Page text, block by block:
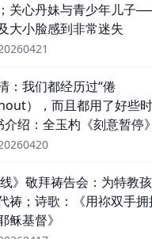
关心丹妹与青少年儿子
大小脸感到非常迷失
：我们都经历过“倦
），而且都用了好些
绍：全玉杓《刻意暂停》
线》敬拜祷告会：为特教
祷；诗歌：《用祢双手拥
稣基督》